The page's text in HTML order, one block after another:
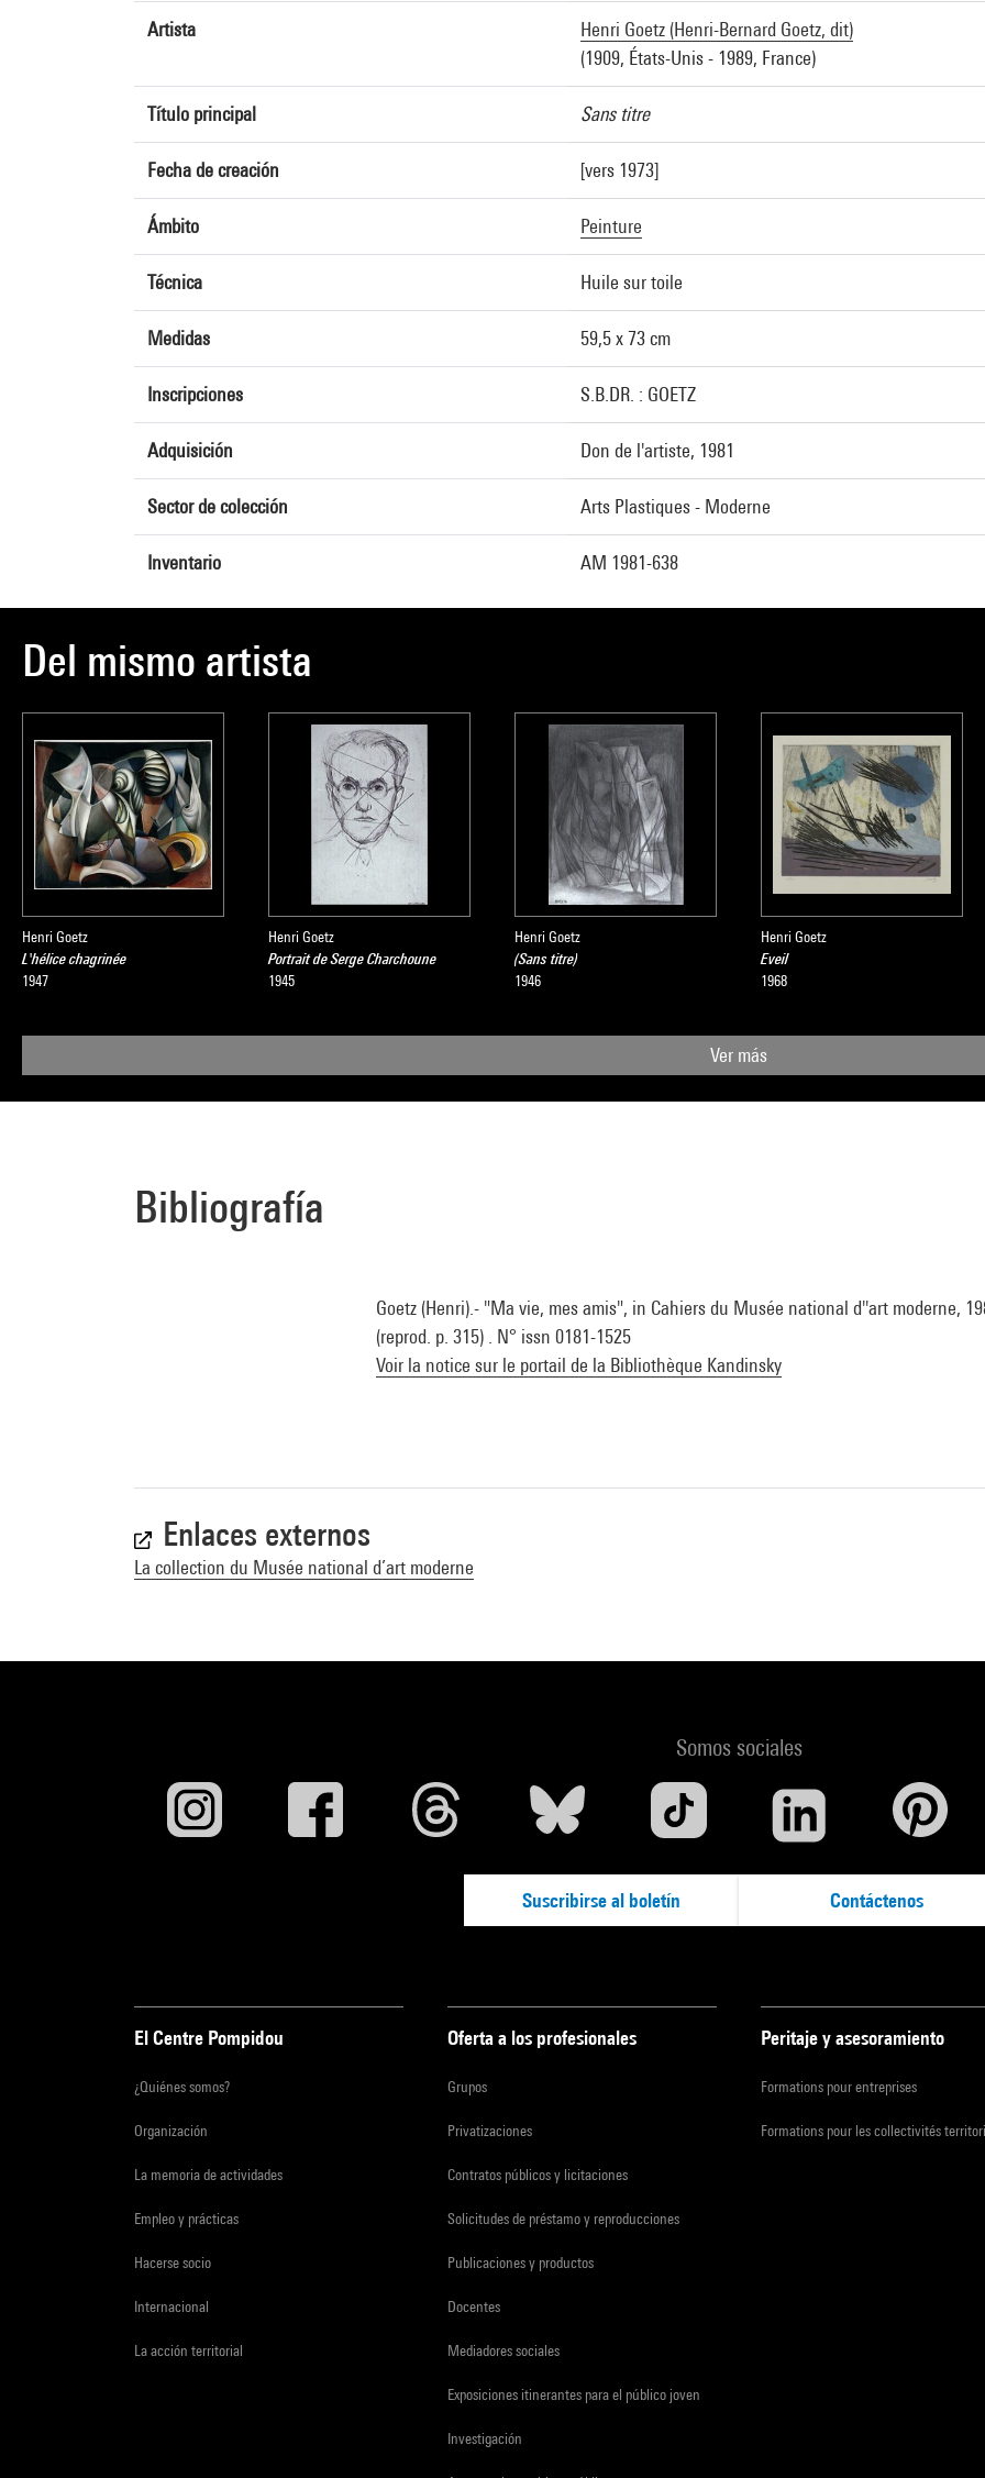
Artista
Henri Goetz (Henri-Bernard Goetz, dit)
(1909, États-Unis - 1989, France)
Título principal Sans titre
Fecha de creación [vers 1973]
Ámbito Peinture
Técnica Huile sur toile
Medidas 59,5 x 73 cm
Inscripciones S.B.DR. : GOETZ
Adquisición Don de l'artiste, 1981
Sector de colección Arts Plastiques - Moderne
Inventario AM 1981-638
Del mismo artista
Henri Goetz
L'hélice chagrinée
1947
Henri Goetz
Portrait de Serge Charchoune
1945
Henri Goetz
(Sans titre)
1946
Henri Goetz
Eveil
1968
Ver más
Bibliografía
Goetz (Henri).- "Ma vie, mes amis", in Cahiers du Musée national d''art moderne,
(reprod. p. 315) . N° issn 0181-1525
Voir la notice sur le portail de la Bibliothèque Kandinsky
Enlaces externos
La collection du Musée national d’art moderne
Somos sociales
Suscribirse al boletín Contáctenos
El Centre Pompidou
¿Quiénes somos?
Organización
La memoria de actividades
Empleo y prácticas
Hacerse socio
Internacional
La acción territorial
Oferta a los profesionales
Grupos
Privatizaciones
Contratos públicos y licitaciones
Solicitudes de préstamo y reproducciones
Publicaciones y productos
Docentes
Mediadores sociales
Exposiciones itinerantes para el público joven
Investigación
Peritaje y asesoramiento
Formations pour entreprises
Formations pour les collectivités